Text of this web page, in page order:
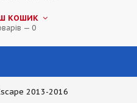
КОШИК
— 0
2013-2016